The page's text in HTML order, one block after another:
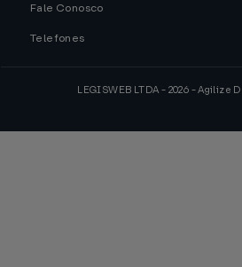
Fale Conosco
Telefones
LEGISWEB LTDA - 2026 - Agilize